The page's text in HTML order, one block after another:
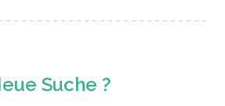
Suche ?